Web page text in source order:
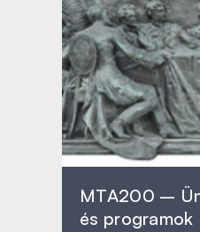
MTA200 –
és programok